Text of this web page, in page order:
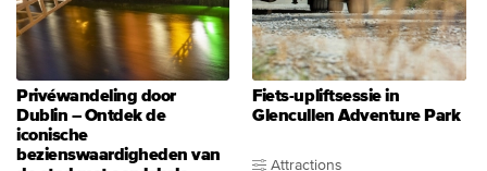
Privéwandeling door
Dublin – Ontdek de
iconische
bezienswaardigheden van
Fiets-upliftsessie in
Glencullen Adventure Park
Attractions